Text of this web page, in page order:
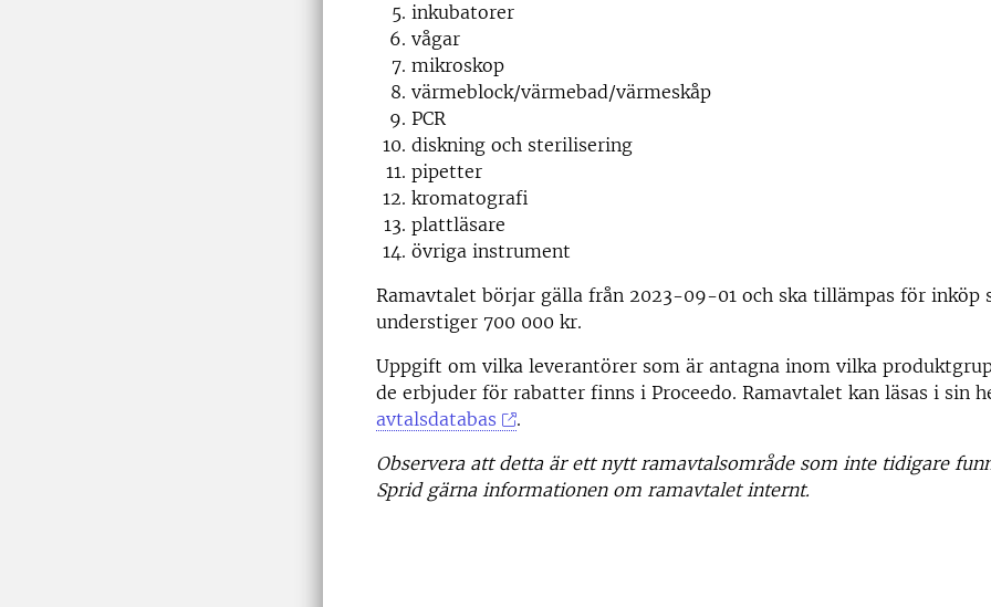
inkubatorer
vågar
mikroskop
värmeblock/värmebad/värmeskåp
PCR
diskning och sterilisering
pipetter
kromatografi
plattläsare
övriga instrument
Ramavtalet börjar gälla från 2023-09-01 och ska tillämpas för inköp
understiger 700 000 kr.
Uppgift om vilka leverantörer som är antagna inom vilka
de erbjuder för rabatter finns i Proceedo. Ramavtalet kan läsas i sin
avtalsdatabas
.
Observera att detta är ett nytt ramavtalsområde som inte tidigare
Sprid gärna informationen om ramavtalet internt.